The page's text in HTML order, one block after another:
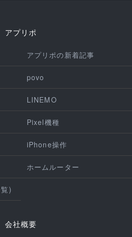
アプリポ
アプリポの新着記事
povo
LINEMO
Pixel機種
iPhone操作
ホームルーター
)
会社概要